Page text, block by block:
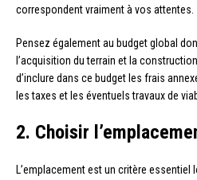
correspondent vraiment à vos attentes.
Pensez également au budget global
l’acquisition du terrain et la
d’inclure dans ce budget les frais
les taxes et les éventuels travaux de
2. Choisir
L’emplacement est un critère essentiel